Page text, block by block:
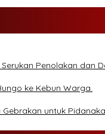
Penolakan dan
ke Kebun Warga.
Gebrakan untuk